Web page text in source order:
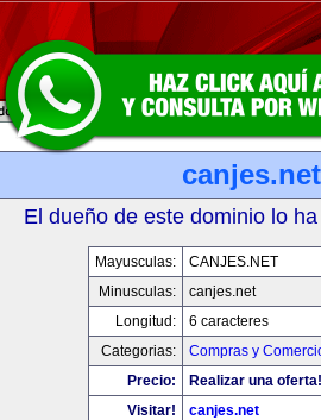
canjes.net
El dueño de este dominio lo
Mayusculas:
CANJES.NET
Minusculas:
canjes.net
Longitud:
6 caracteres
Categorias:
Compras y
Precio:
Realizar una oferta!
Visitar!
canjes.net